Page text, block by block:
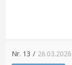
Nr. 13 / 26.03.2026